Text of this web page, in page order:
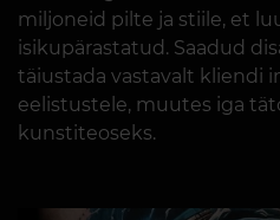
miljoneid pilte ja stiile, et
isikupärastatud. Saadud
täiustada vastavalt kliendi
eelistustele, muutes iga
kunstiteoseks.